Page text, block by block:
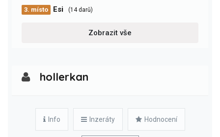
3. místo Esi (14 darů)
Zobrazit vše
hollerkan
Info Inzeráty Hodnocení